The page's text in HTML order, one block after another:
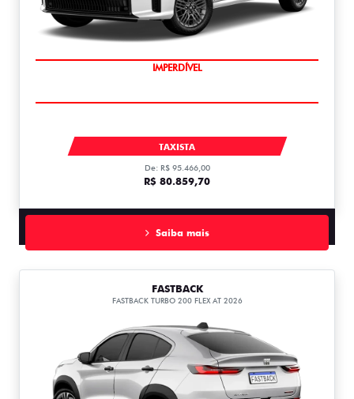
IMPERDÍVEL
TAXISTA
De: R$ 95.466,00
R$ 80.859,70
Saiba mais
FASTBACK
FASTBACK TURBO 200 FLEX AT 2026